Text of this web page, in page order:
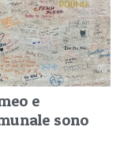
e
sono